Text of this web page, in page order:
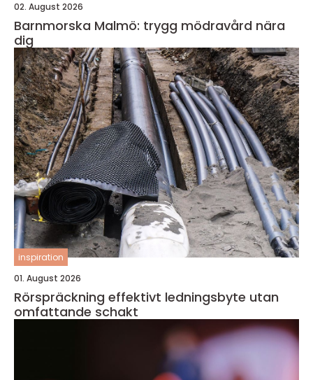
02. August 2026
Barnmorska Malmö: trygg mödravård nära
dig
inspiration
01. August 2026
Rörspräckning effektivt ledningsbyte utan
omfattande schakt